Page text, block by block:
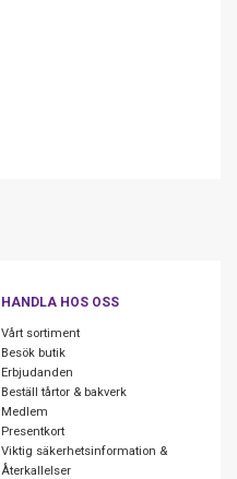
HANDLA HOS OSS
Vårt sortiment
Besök butik
Erbjudanden
Beställ tårtor & bakverk
Medlem
Presentkort
Viktig säkerhetsinformation &
Återkallelser